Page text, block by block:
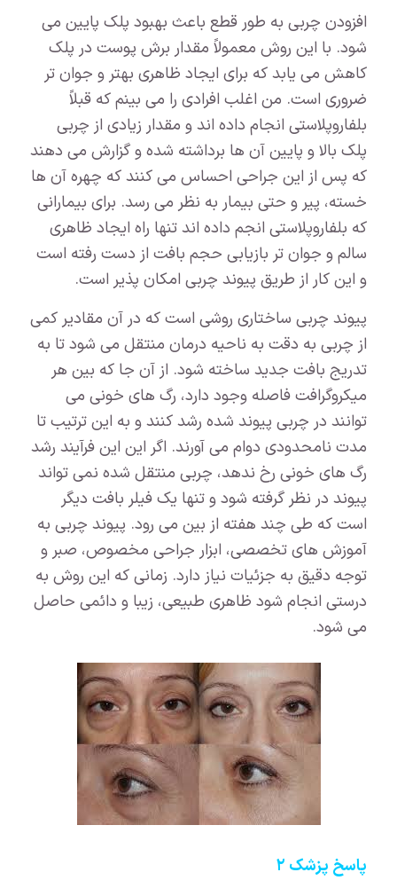
افزودن چربی به طور قطع باعث بهبود پلک پایین می
شود. با این روش معمولاً مقدار برش پوست در پلک
کاهش می یابد که برای ایجاد ظاهری بهتر و جوان تر
ضروری است. من اغلب افرادی را می بینم که قبلاً
بلفاروپلاستی انجام داده اند و مقدار زیادی از چربی
پلک بالا و پایین آن ها برداشته شده و گزارش می دهند
که پس از این جراحی احساس می کنند که چهره آن ها
خسته، پیر و حتی بیمار به نظر می رسد. برای بیمارانی
که بلفاروپلاستی انجم داده اند تنها راه ایجاد ظاهری
سالم و جوان تر بازیابی حجم بافت از دست رفته است
و این کار از طریق پیوند چربی امکان پذیر است.
پیوند چربی ساختاری روشی است که در آن مقادیر کمی
از چربی به دقت به ناحیه درمان منتقل می شود تا به
تدریج بافت جدید ساخته شود. از آن جا که بین هر
میکروگرافت فاصله وجود دارد، رگ های خونی می
توانند در چربی پیوند شده رشد کنند و به این ترتیب تا
مدت نامحدودی دوام می آورند. اگر این این فرآیند رشد
رگ های خونی رخ ندهد، چربی منتقل شده نمی تواند
پیوند در نظر گرفته شود و تنها یک فیلر بافت دیگر
است که طی چند هفته از بین می رود. پیوند چربی به
آموزش های تخصصی، ابزار جراحی مخصوص، صبر و
توجه دقیق به جزئیات نیاز دارد. زمانی که این روش به
درستی انجام شود ظاهری طبیعی، زیبا و دائمی حاصل
می شود.
پاسخ پزشک ۲